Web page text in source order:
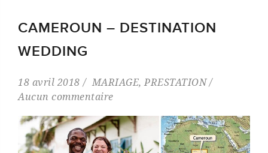
CAMEROUN – DESTINATION
WEDDING
18 avril 2018 MARIAGE,PRESTATION
Aucun commentaire